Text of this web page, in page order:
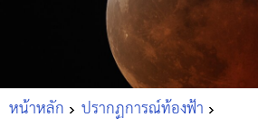
หน้าหลัก ปรากฏการณ์ท้องฟ้า